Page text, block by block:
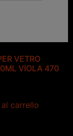
VETRO
VIOLA 470
carrello